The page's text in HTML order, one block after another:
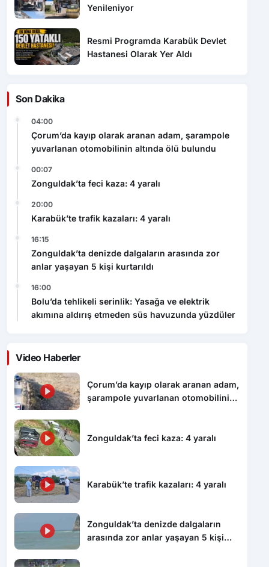
Yenileniyor
Resmi Programda Karabük Devlet
Hastanesi Olarak Yer Aldı
Son Dakika
04:00
Çorum’da kayıp olarak aranan adam, şarampole
yuvarlanan otomobilinin altında ölü bulundu
00:07
Zonguldak’ta feci kaza: 4 yaralı
20:00
Karabük’te trafik kazaları: 4 yaralı
16:15
Zonguldak’ta denizde dalgaların arasında zor
anlar yaşayan 5 kişi kurtarıldı
16:00
Bolu’da tehlikeli serinlik: Yasağa ve elektrik
akımına aldırış etmeden süs havuzunda yüzdüler
Video Haberler
Çorum’da kayıp olarak aranan adam,
şarampole yuvarlanan otomobilinin
Zonguldak’ta feci kaza: 4 yaralı
Karabük’te trafik kazaları: 4 yaralı
Zonguldak’ta denizde dalgaların
arasında zor anlar yaşayan 5 kişi